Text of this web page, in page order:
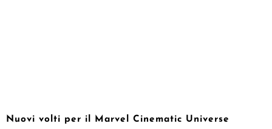
Nuovi volti per il Marvel Cinematic Universe